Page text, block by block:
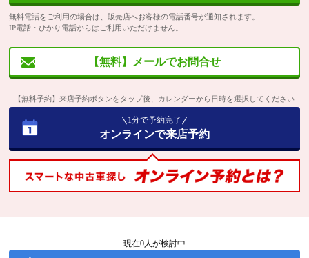
無料電話をご利用の場合は、販売店へお客様の電話番号が通知されます。
IP電話・ひかり電話からはご利用いただけません。
【無料】メールでお問合せ
【無料予約】来店予約ボタンをタップ後、カレンダーから日時を選択してください
1分で予約完了
オンラインで来店予約
現在0人が検討中